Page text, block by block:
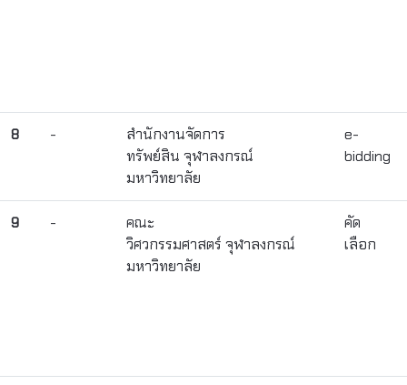
8 -
สำนักงานจัดการ
ทรัพย์สิน จุฬาลงกรณ์
มหาวิทยาลัย
e-
bidding
9 -
คณะ
วิศวกรรมศาสตร์ จุฬาลงกรณ์
มหาวิทยาลัย
คัด
เลือก